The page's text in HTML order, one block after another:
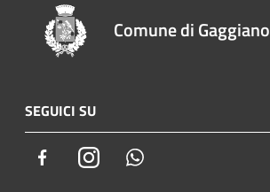
Comune di Gaggiano
SEGUICI SU
FacebookInstagram